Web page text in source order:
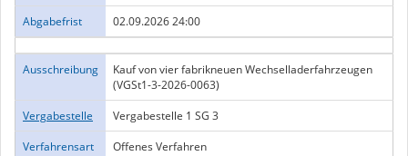
Abgabefrist
02.09.2026 24:00
Ausschreibung
Kauf von vier fabrikneuen Wechselladerfahrzeugen
(VGSt1-3-2026-0063)
Vergabestelle
Vergabestelle 1 SG 3
Verfahrensart
Offenes Verfahren